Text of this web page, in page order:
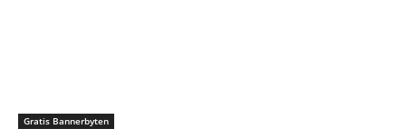
Gratis Bannerbyten